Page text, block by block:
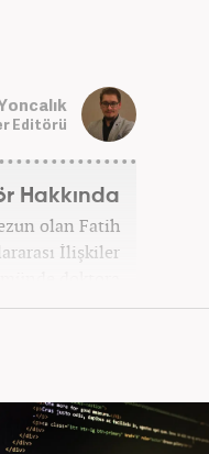
Editörü
Hakkında
olan Fatih
İlişkiler
doktora
gazete
bu yana
yapmaktadır.